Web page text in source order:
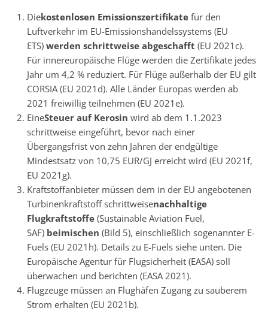
Diekostenlosen Emissionszertifikate für den
Luftverkehr im EU-Emissionshandelssystems (EU
ETS) werden schrittweise abgeschafft (EU 2021c).
Für innereuropäische Flüge werden die Zertifikate jedes
Jahr um 4,2 % reduziert. Für Flüge außerhalb der EU gilt
CORSIA (EU 2021d). Alle Länder Europas werden ab
2021 freiwillig teilnehmen (EU 2021e).
EineSteuer auf Kerosin wird ab dem 1.1.2023
schrittweise eingeführt, bevor nach einer
Übergangsfrist von zehn Jahren der endgültige
Mindestsatz von 10,75 EUR/GJ erreicht wird (EU 2021f,
EU 2021g).
Kraftstoffanbieter müssen dem in der EU angebotenen
Turbinenkraftstoff schrittweisenachhaltige
Flugkraftstoffe (Sustainable Aviation Fuel,
SAF) beimischen (Bild 5), einschließlich sogenannter E-
Fuels (EU 2021h). Details zu E-Fuels siehe unten. Die
Europäische Agentur für Flugsicherheit (EASA) soll
überwachen und berichten (EASA 2021).
Flugzeuge müssen an Flughäfen Zugang zu sauberem
Strom erhalten (EU 2021b).